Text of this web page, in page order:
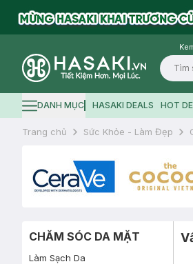
Logo
Hamburger icon
DANH MỤC HASAKI DEALS HOT
Trang chủ Sức Khỏe - Làm Đẹp
CHĂM SÓC DA MẶT
Làm Sạch Da